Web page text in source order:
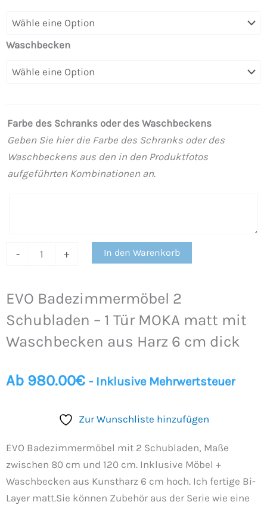
EVO Badezimmermöbel 2
Schubladen – 1 Tür MOKA matt mit
Waschbecken aus Harz 6 cm dick
Ab 980.00€ - Inklusive Mehrwertsteuer
Zur Wunschliste hinzufügen
EVO Badezimmermöbel mit 2 Schubladen, Maße
zwischen 80 cm und 120 cm. Inklusive Möbel +
Waschbecken aus Kunstharz 6 cm hoch. Ich fertige Bi-
Layer matt.Sie ​​können Zubehör aus der Serie wie eine
Waschbecken
Farbe des Schranks oder des Waschbeckens
Geben Sie hier die Farbe des Schranks oder des
Waschbeckens aus den in den Produktfotos
aufgeführten Kombinationen an.
-
Schubladen
matt
mit
Waschbecken
aus
+ In den Warenkorb